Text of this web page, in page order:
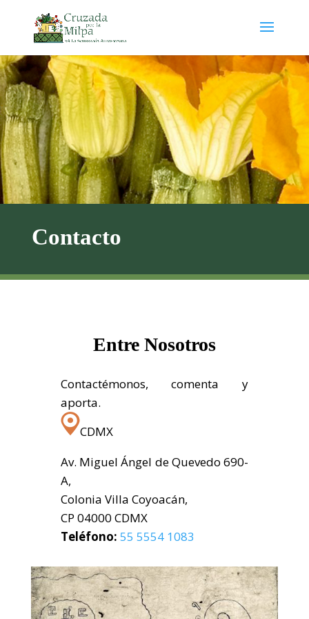
Contacto
Entre Nosotros
Contactémonos, comenta y
aporta.
CDMX
Av. Miguel Ángel de Quevedo 690-
A,
Colonia Villa Coyoacán,
CP 04000 CDMX
Teléfono: 55 5554 1083